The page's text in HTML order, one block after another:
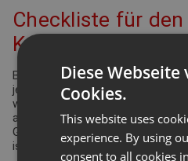
Checkliste für
Konfigurator
Bei der Planung Ihrer
jede Menge Punkte zu
werden durch die
auch Ergonomie und Effizienz
Gleiches gilt für die
ist der Warenumschlag? Wie
Diese
Cookies.
This website uses
experience. By using
consent to all cookies